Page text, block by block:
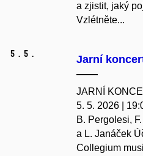
a zjistit, jaký
Vzlétněte...
5. 5. Jarní
JARNÍ
5. 5. 2026 |
B. Pergolesi,
a L. Janáček
Collegium